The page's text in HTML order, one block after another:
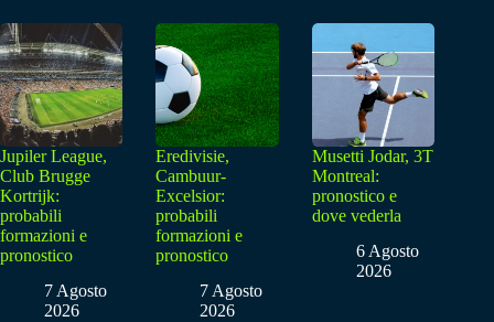
Jupiler League,
Club Brugge
Kortrijk:
probabili
formazioni e
pronostico
7 Agosto
2026
Eredivisie,
Cambuur-
Excelsior:
probabili
formazioni e
pronostico
7 Agosto
2026
Musetti Jodar, 3T
Montreal:
pronostico e
dove vederla
6 Agosto
2026